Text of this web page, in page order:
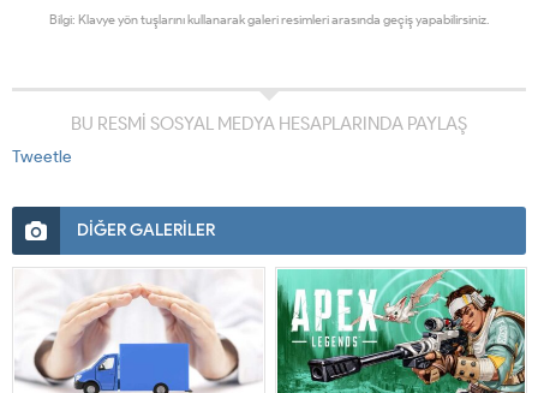
Bilgi: Klavye yön tuşlarını kullanarak galeri resimleri arasında geçiş yapabilirsiniz.
BU RESMİ SOSYAL MEDYA HESAPLARINDA PAYLAŞ
Tweetle
DİĞER GALERİLER